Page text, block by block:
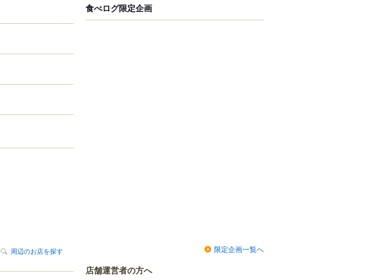
周辺のお店を探す
食べログ限定企画
限定企画一覧へ
店舗運営者の方へ